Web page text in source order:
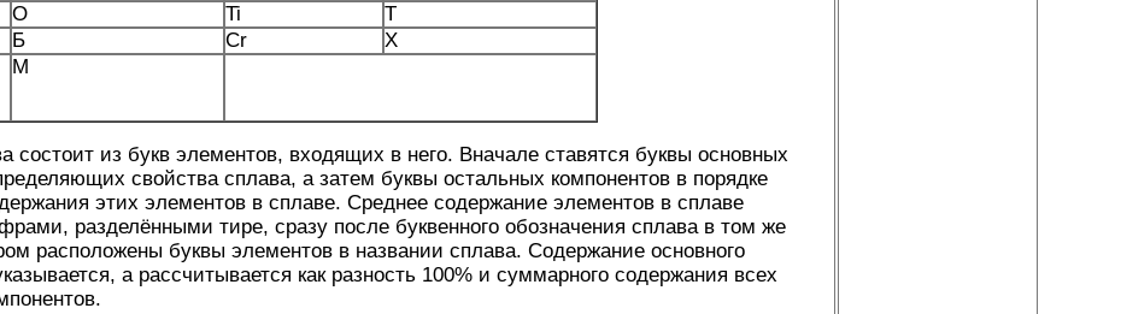
О Ti
Т
Б Cr
Х
М
состоит из букв элементов, входящих в него. Вначале ставятся буквы основных
свойства сплава, а затем буквы остальных компонентов в порядке
этих элементов в сплаве. Среднее содержание элементов в сплаве
разделёнными тире, сразу после буквенного обозначения сплава в том же
расположены буквы элементов в названии сплава. Содержание основного
а рассчитывается как разность 100% и суммарного содержания всех